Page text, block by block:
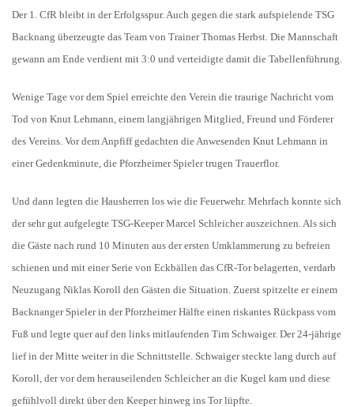
Der 1. CfR bleibt in der Erfolgsspur. Auch gegen die stark aufspielende TSG
Backnang überzeugte das Team von Trainer Thomas Herbst. Die Mannschaft
gewann am Ende verdient mit 3:0 und verteidigte damit die Tabellenführung.
Wenige Tage vor dem Spiel erreichte den Verein die traurige Nachricht vom
Tod von Knut Lehmann, einem langjährigen Mitglied, Freund und Förderer
des Vereins. Vor dem Anpfiff gedachten die Anwesenden Knut Lehmann in
einer Gedenkminute, die Pforzheimer Spieler trugen Trauerflor.
Und dann legten die Hausherren los wie die Feuerwehr. Mehrfach konnte sich
der sehr gut aufgelegte TSG-Keeper Marcel Schleicher auszeichnen. Als sich
die Gäste nach rund 10 Minuten aus der ersten Umklammerung zu befreien
schienen und mit einer Serie von Eckbällen das CfR-Tor belagerten, verdarb
Neuzugang Niklas Koroll den Gästen die Situation. Zuerst spitzelte er einem
Backnanger Spieler in der Pforzheimer Hälfte einen riskantes Rückpass vom
Fuß und legte quer auf den links mitlaufenden Tim Schwaiger. Der 24-jährige
lief in der Mitte weiter in die Schnittstelle. Schwaiger steckte lang durch auf
Koroll, der vor dem herauseilenden Schleicher an die Kugel kam und diese
gefühlvoll direkt über den Keeper hinweg ins Tor lüpfte.